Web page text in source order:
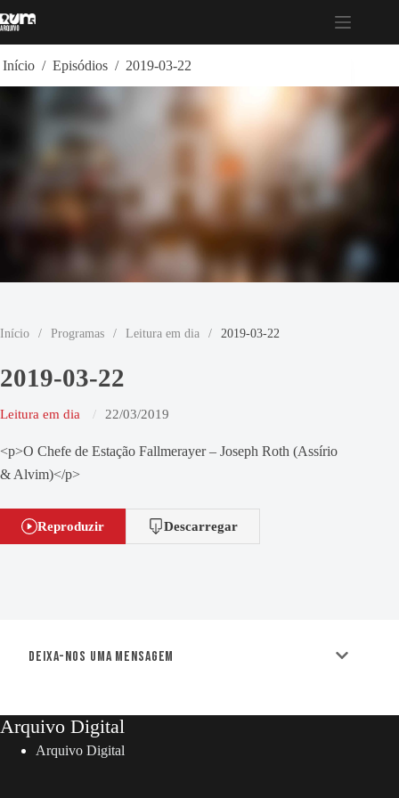
para
Início / Episódios / 2019-03-22
Início / Programas / Leitura em dia / 2019-03-22
2019-03-22
Leitura em dia 22/03/2019
<p>O Chefe de Estação Fallmerayer – Joseph Roth (Assírio
& Alvim)</p>
Reproduzir Descarregar
Deixa-nos uma mensagem
Arquivo Digital
Arquivo Digital